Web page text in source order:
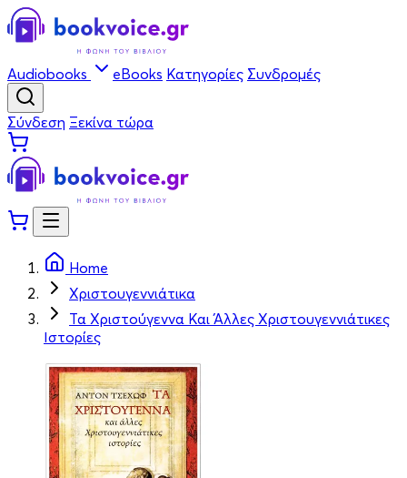
Audiobooks eBooks Κατηγορίες Συνδρομές
Σύνδεση Ξεκίνα τώρα
Home
Χριστουγεννιάτικα
Τα Χριστούγεννα Και Άλλες Χριστουγεννιάτικες
Ιστορίες